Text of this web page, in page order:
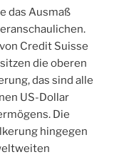
das Ausmaß
Credit Suisse
die oberen
das sind alle
US-Dollar
Die
hingegen